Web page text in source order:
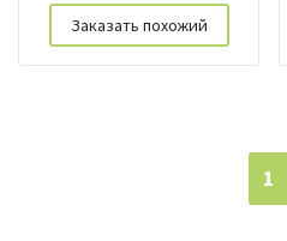
Заказать похожий
1